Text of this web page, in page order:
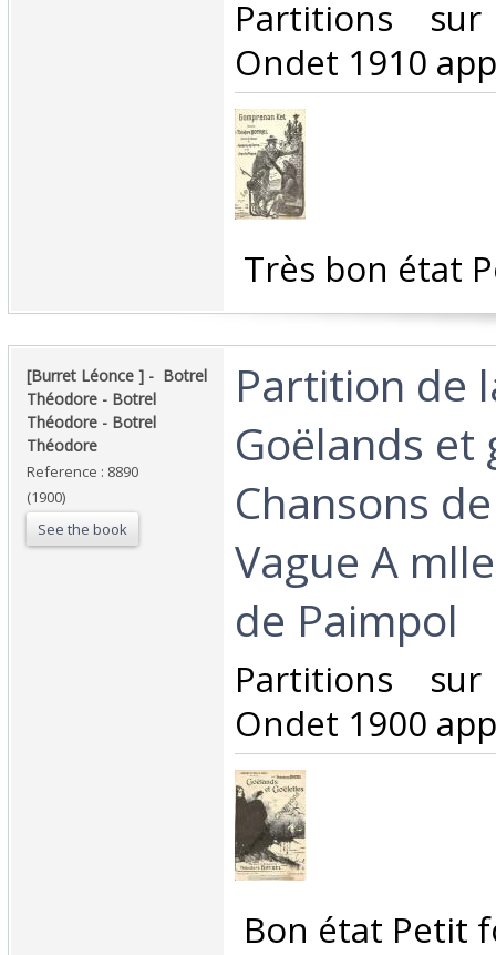
‎Partitions
Ondet 1910
Très bon état
‎[Burret Léonce ] - ‎ ‎Botrel
Théodore - Botrel
Théodore - Botrel
Théodore‎
Reference : 8890
(1900)
See the book
‎Partition de
Goëlands et
Chansons
Vague A
de Paimpol ‎
‎Partitions
Ondet 1900
Bon état Petit